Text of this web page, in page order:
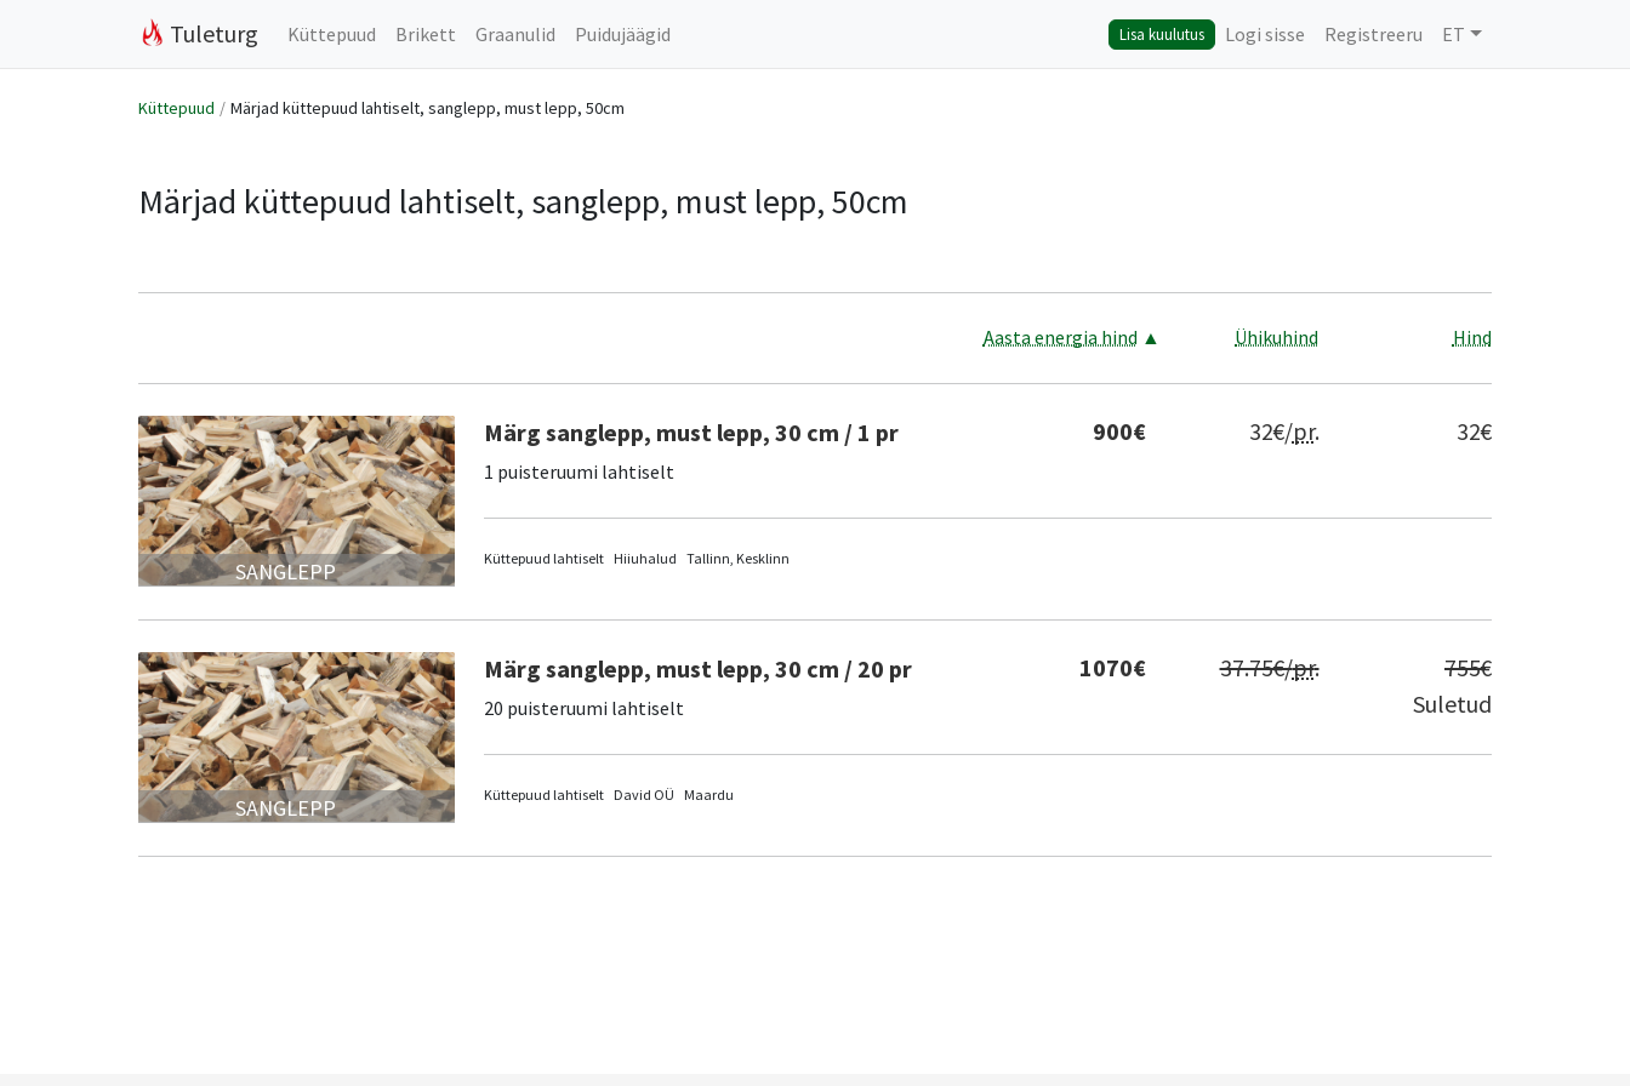
Tuleturg Küttepuud Brikett Graanulid Puidujäägid Lisa kuulutus Logi sisse Registreeru ET
Küttepuud Märjad küttepuud lahtiselt, sanglepp, must lepp, 50cm
Märjad küttepuud lahtiselt, sanglepp, must lepp, 50cm
Aasta energia hind ▲ Ühikuhind Hind
SANGLEPP
32€
32€/pr.
900€
Märg sanglepp, must lepp, 30 cm / 1 pr
1 puisteruumi lahtiselt
Küttepuud lahtiselt Hiiuhalud Tallinn, Kesklinn
SANGLEPP
755€
Suletud
37.75€/pr.
1070€
Märg sanglepp, must lepp, 30 cm / 20 pr
20 puisteruumi lahtiselt
Küttepuud lahtiselt David OÜ Maardu